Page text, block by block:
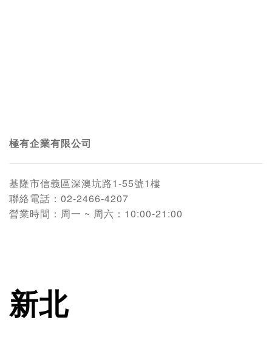
極有企業有限公司
基隆市信義區深澳坑路1-55號1樓
聯絡電話： 02-2466-4207
營業時間： 周一 ~ 周六：10:00-21:00
新北